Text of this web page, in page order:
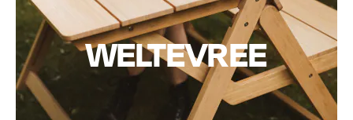
WELTEVREE